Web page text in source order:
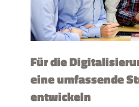
Für die
eine umfassende
entwickeln